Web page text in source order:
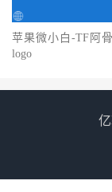
苹果微小白-TF阿
logo